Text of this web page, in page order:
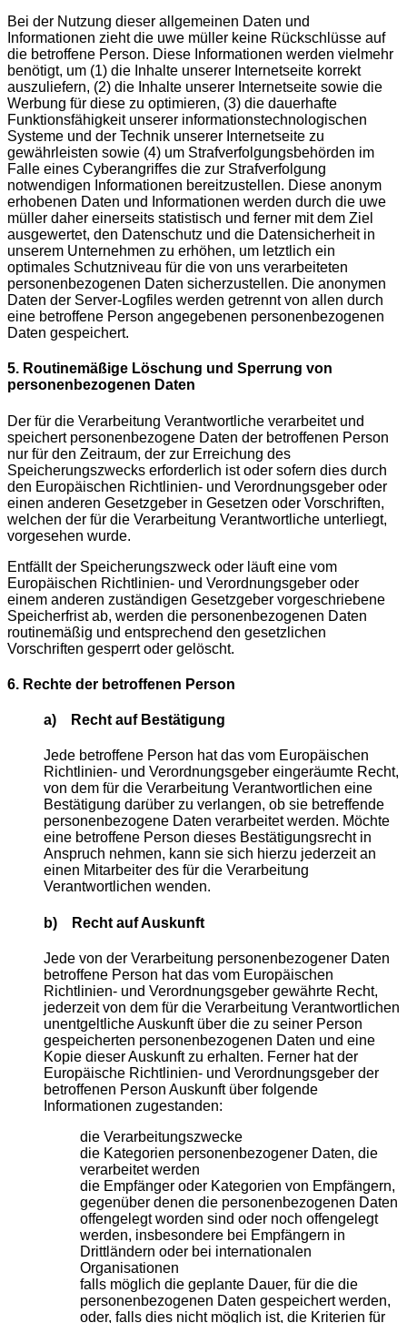
Bei der Nutzung dieser allgemeinen Daten und
Informationen zieht die uwe müller keine Rückschlüsse auf
die betroffene Person. Diese Informationen werden vielmehr
benötigt, um (1) die Inhalte unserer Internetseite korrekt
auszuliefern, (2) die Inhalte unserer Internetseite sowie die
Werbung für diese zu optimieren, (3) die dauerhafte
Funktionsfähigkeit unserer informationstechnologischen
Systeme und der Technik unserer Internetseite zu
gewährleisten sowie (4) um Strafverfolgungsbehörden im
Falle eines Cyberangriffes die zur Strafverfolgung
notwendigen Informationen bereitzustellen. Diese anonym
erhobenen Daten und Informationen werden durch die uwe
müller daher einerseits statistisch und ferner mit dem Ziel
ausgewertet, den Datenschutz und die Datensicherheit in
unserem Unternehmen zu erhöhen, um letztlich ein
optimales Schutzniveau für die von uns verarbeiteten
personenbezogenen Daten sicherzustellen. Die anonymen
Daten der Server-Logfiles werden getrennt von allen durch
eine betroffene Person angegebenen personenbezogenen
Daten gespeichert.
5. Routinemäßige Löschung und Sperrung von
personenbezogenen Daten
Der für die Verarbeitung Verantwortliche verarbeitet und
speichert personenbezogene Daten der betroffenen Person
nur für den Zeitraum, der zur Erreichung des
Speicherungszwecks erforderlich ist oder sofern dies durch
den Europäischen Richtlinien- und Verordnungsgeber oder
einen anderen Gesetzgeber in Gesetzen oder Vorschriften,
welchen der für die Verarbeitung Verantwortliche unterliegt,
vorgesehen wurde.
Entfällt der Speicherungszweck oder läuft eine vom
Europäischen Richtlinien- und Verordnungsgeber oder
einem anderen zuständigen Gesetzgeber vorgeschriebene
Speicherfrist ab, werden die personenbezogenen Daten
routinemäßig und entsprechend den gesetzlichen
Vorschriften gesperrt oder gelöscht.
6. Rechte der betroffenen Person
a) Recht auf Bestätigung
Jede betroffene Person hat das vom Europäischen
Richtlinien- und Verordnungsgeber eingeräumte Recht,
von dem für die Verarbeitung Verantwortlichen eine
Bestätigung darüber zu verlangen, ob sie betreffende
personenbezogene Daten verarbeitet werden. Möchte
eine betroffene Person dieses Bestätigungsrecht in
Anspruch nehmen, kann sie sich hierzu jederzeit an
einen Mitarbeiter des für die Verarbeitung
Verantwortlichen wenden.
b) Recht auf Auskunft
Jede von der Verarbeitung personenbezogener Daten
betroffene Person hat das vom Europäischen
Richtlinien- und Verordnungsgeber gewährte Recht,
jederzeit von dem für die Verarbeitung Verantwortlichen
unentgeltliche Auskunft über die zu seiner Person
gespeicherten personenbezogenen Daten und eine
Kopie dieser Auskunft zu erhalten. Ferner hat der
Europäische Richtlinien- und Verordnungsgeber der
betroffenen Person Auskunft über folgende
Informationen zugestanden:
die Verarbeitungszwecke
die Kategorien personenbezogener Daten, die
verarbeitet werden
die Empfänger oder Kategorien von Empfängern,
gegenüber denen die personenbezogenen Daten
offengelegt worden sind oder noch offengelegt
werden, insbesondere bei Empfängern in
Drittländern oder bei internationalen
Organisationen
falls möglich die geplante Dauer, für die die
personenbezogenen Daten gespeichert werden,
oder, falls dies nicht möglich ist, die Kriterien für